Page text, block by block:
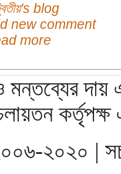
blog
new comment
more
মন্তব্যের দায়
২০২০ |